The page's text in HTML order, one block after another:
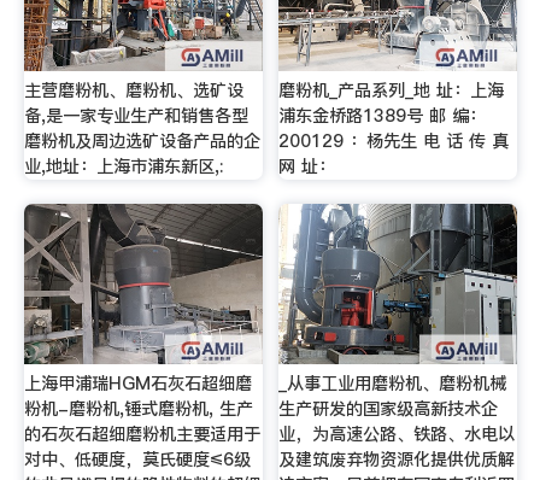
主营磨粉机、磨粉机、选矿设
备,是一家专业生产和销售各型
磨粉机及周边选矿设备产品的企
业,地址：上海市浦东新区,:
磨粉机_产品系列_地 址：上海
浦东金桥路1389号 邮 编：
200129 ：杨先生 电 话 传 真
网 址：
上海甲浦瑞HGM石灰石超细磨
粉机-磨粉机,锤式磨粉机, 生产
的石灰石超细磨粉机主要适用于
对中、低硬度，莫氏硬度≤6级
_从事工业用磨粉机、磨粉机械
生产研发的国家级高新技术企
业，为高速公路、铁路、水电以
及建筑废弃物资源化提供优质解